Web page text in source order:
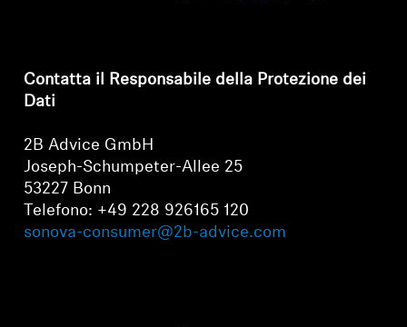
Chi siamo
Innovazioni
Contatta il Responsabile della Protezione dei
Dati
2B Advice GmbH
Joseph-Schumpeter-Allee 25
53227 Bonn
Telefono: +49 228 926165 120
sonova-consumer@2b-advice.com
Accesso richiesto
Accedi al tuo account per aggiungere prodotti